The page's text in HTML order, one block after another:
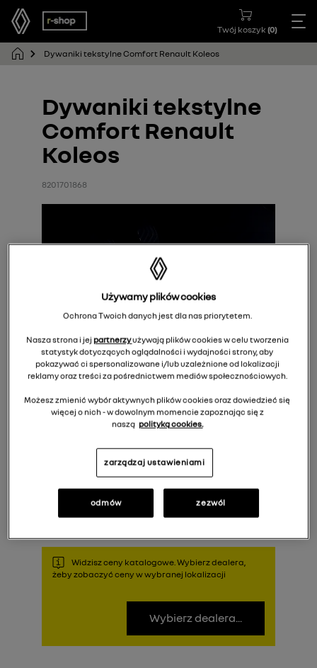
Twój koszyk (0)
Dywaniki tekstylne Comfort Renault Koleos
Dywaniki tekstylne
Comfort Renault
Koleos
8201701868
Cena rekomendowana:
Do koszyka
Widzisz ceny katalogowe. Wybierz dealera,
żeby zobaczyć ceny w wybranej lokalizacji
Wybierz dealera...
Używamy plików cookies
Ochrona Twoich danych jest dla nas priorytetem.
Nasza strona i jej partnerzyużywają plików cookies w celu tworzenia
statystyk dotyczących oglądalności i wydajności strony, aby
pokazywać ci spersonalizowane i/lub uzależnione od lokalizacji
reklamy oraz treści za pośrednictwem mediów społecznościowych.
Możesz zmienić wybór aktywnych plików cookies oraz dowiedzieć się
więcej o nich - w dowolnym momencie zapoznając się z
naszą polityką cookies.
zarządzaj ustawieniami
odmów zezwól